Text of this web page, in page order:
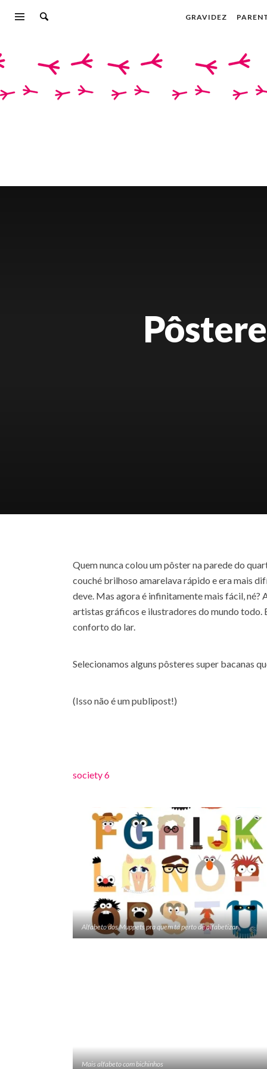
GRAVIDEZ
Quem nunca colou um pôster na parede do
couché brilhoso amarelava rápido e era mais
deve. Mas agora é infinitamente mais fácil, né?
artistas gráficos e ilustradores do mundo todo.
conforto do lar.
Selecionamos alguns pôsteres super bacanas
(Isso não é um publipost!)
society 6
Alfabeto dos Muppets pra quem tá perto de alfabetizar
Mais alfabeto com bichinhos